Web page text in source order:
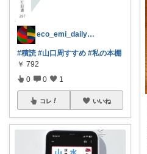
eco_emi_dailykaimono
#積読 #山口周すすめ #私の本棚
￥ 792
0 0 1
コレ いいね